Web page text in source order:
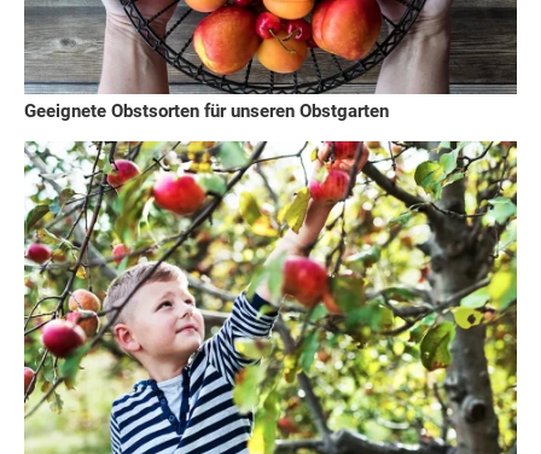
Geeignete Obstsorten für unseren Obstgarten